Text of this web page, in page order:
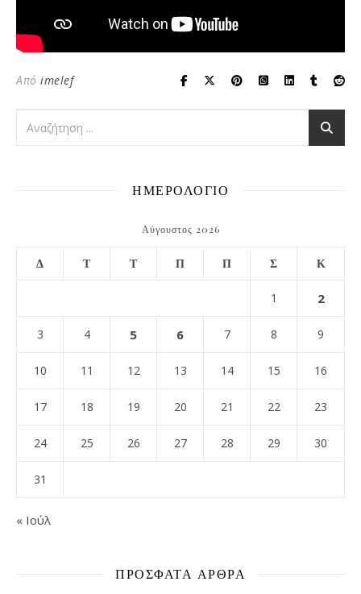
Από imelef
ΗΜΕΡΟΛΟΓΙΟ
Αύγουστος 2026
Δ Τ Τ Π Π Σ Κ
1 2
3 4 5 6 7 8 9
10 11 12 13 14 15 16
17 18 19 20 21 22 23
24 25 26 27 28 29 30
31
« Ιούλ
ΠΡΌΣΦΑΤΑ ΆΡΘΡΑ